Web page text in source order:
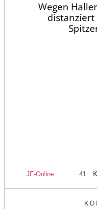
Wegen
distanziert
JF-Online 41